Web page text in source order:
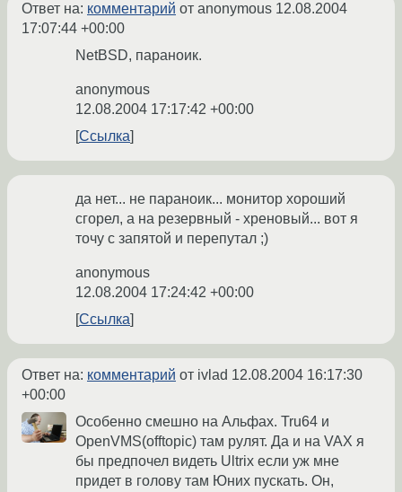
Ответ на: комментарий от anonymous 12.08.2004
17:07:44 +00:00
NetBSD, параноик.
anonymous
12.08.2004 17:17:42 +00:00
Ссылка
да нет... не параноик... монитор хороший
сгорел, а на резервный - хреновый... вот я
точу с запятой и перепутал ;)
anonymous
12.08.2004 17:24:42 +00:00
Ссылка
Ответ на: комментарий от ivlad 12.08.2004 16:17:30
+00:00
Особенно смешно на Альфах. Tru64 и
OpenVMS(offtopic) там рулят. Да и на VAX я
бы предпочел видеть Ultrix если уж мне
придет в голову там Юних пускать. Он,